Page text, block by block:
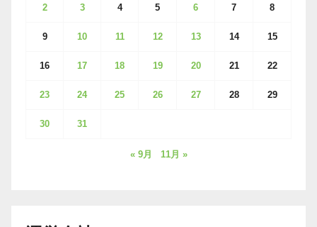
2 3 4 5 6 7 8
9 10 11 12 13 14 15
16 17 18 19 20 21 22
23 24 25 26 27 28 29
30 31
« 9月 11月 »